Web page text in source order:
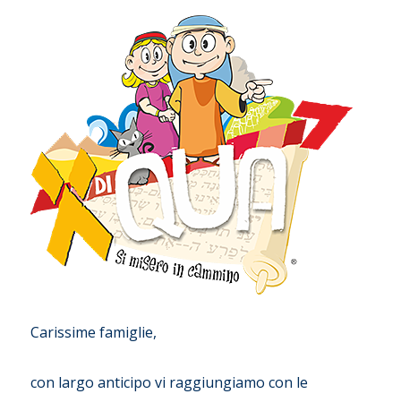
Carissime famiglie,
con largo anticipo vi raggiungiamo con le